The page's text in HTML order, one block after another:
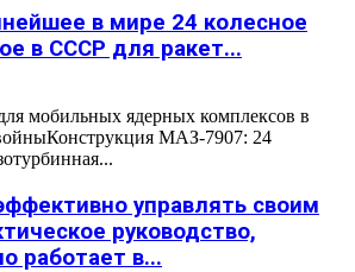
в мире 24 колесное
в СССР для ракет...
мобильных ядерных комплексов в
МАЗ-7907: 24
управлять своим
руководство,
работает в...